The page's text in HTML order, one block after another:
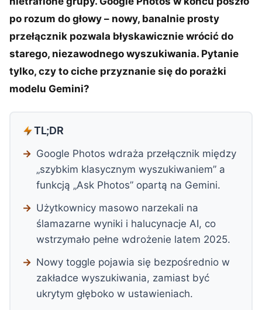
po rozum do głowy – nowy, banalnie prosty
przełącznik pozwala błyskawicznie wrócić do
starego, niezawodnego wyszukiwania. Pytanie
tylko, czy to ciche przyznanie się do porażki
modelu Gemini?
TL;DR
Google Photos wdraża przełącznik między
„szybkim klasycznym wyszukiwaniem” a
funkcją „Ask Photos” opartą na Gemini.
Użytkownicy masowo narzekali na
ślamazarne wyniki i halucynacje AI, co
wstrzymało pełne wdrożenie latem 2025.
Nowy toggle pojawia się bezpośrednio w
zakładce wyszukiwania, zamiast być
ukrytym głęboko w ustawieniach.